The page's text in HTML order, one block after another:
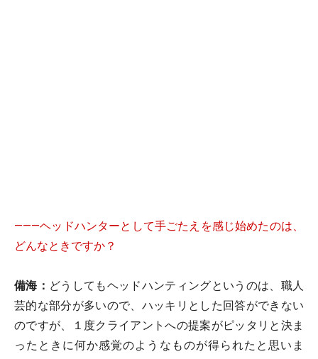
―――ヘッドハンターとして手ごたえを感じ始めたのは、
どんなときですか？
備海： どうしてもヘッドハンティングというのは、職人
芸的な部分が多いので、ハッキリとした回答ができない
のですが、１度クライアントへの提案がピッタリと決ま
ったときに何か感覚のようなものが得られたと思いま